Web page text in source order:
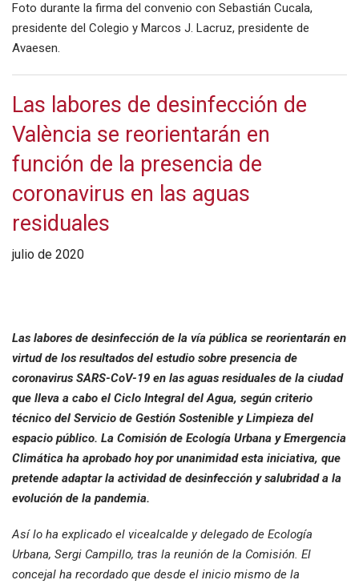
Foto durante la firma del convenio con Sebastián Cucala,
presidente del Colegio y Marcos J. Lacruz, presidente de
Avaesen.
Las labores de desinfección de
València se reorientarán en
función de la presencia de
coronavirus en las aguas
residuales
julio de 2020
Las labores de desinfección de la vía pública se reorientarán en
virtud de los resultados del estudio sobre presencia de
coronavirus SARS-CoV-19 en las aguas residuales de la ciudad
que lleva a cabo el Ciclo Integral del Agua, según criterio
técnico del Servicio de Gestión Sostenible y Limpieza del
espacio público. La Comisión de Ecología Urbana y Emergencia
Climática ha aprobado hoy por unanimidad esta iniciativa, que
pretende adaptar la actividad de desinfección y salubridad a la
evolución de la pandemia.
Así lo ha explicado el vicealcalde y delegado de Ecología
Urbana, Sergi Campillo, tras la reunión de la Comisión. El
concejal ha recordado que desde el inicio mismo de la